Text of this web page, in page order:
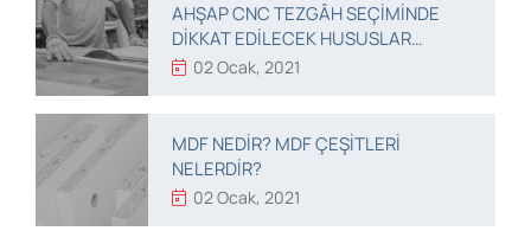
AHŞAP CNC TEZGÂH SEÇIMINDE
DIKKAT EDILECEK HUSUSLAR
NELERDIR?
02 Ocak, 2021
MDF NEDIR? MDF ÇEŞITLERI
NELERDIR?
02 Ocak, 2021